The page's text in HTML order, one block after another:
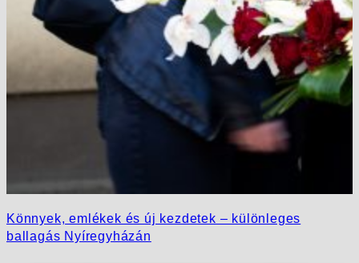
Könnyek, emlékek és új kezdetek – különleges
ballagás Nyíregyházán